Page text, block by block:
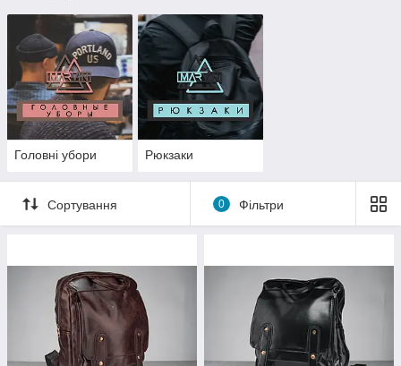
Головні убори Рюкзаки
Сортування 0 Фільтри